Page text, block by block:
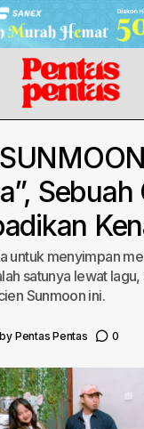
Sebuah
untuk menyimpan
satunya lewat
Sunmoon ini.
by Pentas Pentas 0